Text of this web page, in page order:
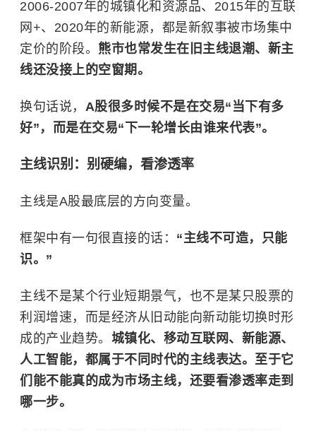
2006-2007年的城镇化和资源品、2015年的互联
网+、2020年的新能源，都是新叙事被市场集中
定价的阶段。 熊市也常发生在旧主线退潮、新主
线还没接上的空窗期。
换句话说， A股很多时候不是在交易“当下有多
好”，而是在交易“下一轮增长由谁来代表”。
主线识别：别硬编，看渗透率
主线是A股最底层的方向变量。
框架中有一句很直接的话： “主线不可造，只能
识。”
主线不是某个行业短期景气，也不是某只股票的
利润增速，而是经济从旧动能向新动能切换时形
成的产业趋势。 城镇化、移动互联网、新能源、
人工智能，都属于不同时代的主线表达。至于它
们能不能真的成为市场主线，还要看渗透率走到
哪一步。